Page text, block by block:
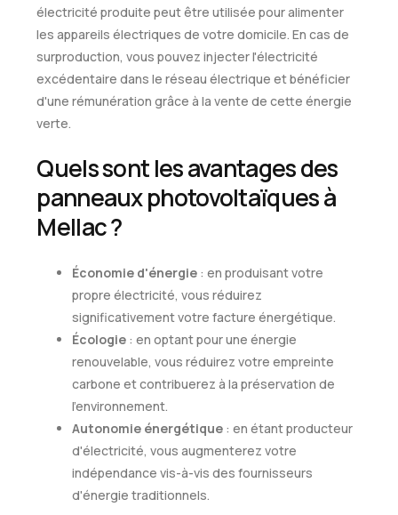
électricité produite peut être utilisée pour alimenter
les appareils électriques de votre domicile. En cas de
surproduction, vous pouvez injecter l'électricité
excédentaire dans le réseau électrique et bénéficier
d'une rémunération grâce à la vente de cette énergie
verte.
Quels sont les avantages des
panneaux photovoltaïques à
Mellac ?
Économie d'énergie : en produisant votre
propre électricité, vous réduirez
significativement votre facture énergétique.
Écologie : en optant pour une énergie
renouvelable, vous réduirez votre empreinte
carbone et contribuerez à la préservation de
l'environnement.
Autonomie énergétique : en étant producteur
d'électricité, vous augmenterez votre
indépendance vis-à-vis des fournisseurs
d'énergie traditionnels.